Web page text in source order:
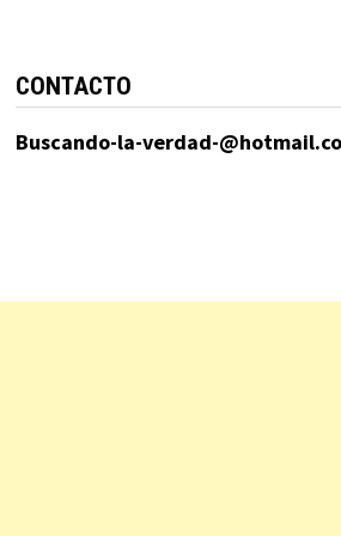
CONTACTO
Buscando-la-verdad-